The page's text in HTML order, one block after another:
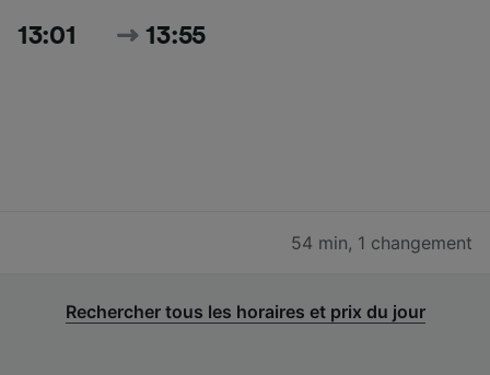
13:01 13:55
54 min, 1 changement
Rechercher tous les horaires et prix du jour